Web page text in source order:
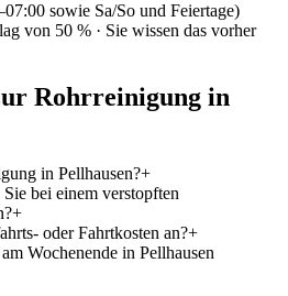
sowie Sa/So und Feiertage)
von 50 % · Sie wissen das vorher
Rohrreinigung in
in Pellhausen?+
bei einem verstopften
+
oder Fahrtkosten an?+
Wochenende in Pellhausen